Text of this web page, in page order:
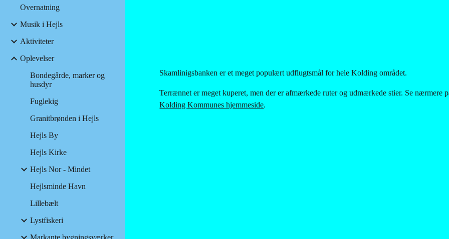
Overnatning
Musik i Hejls
Aktiviteter
Oplevelser
Bondegårde, marker og
husdyr
Fuglekig
Granitbrønden i Hejls
Hejls By
Hejls Kirke
Hejls Nor - Mindet
Hejlsminde Havn
Lillebælt
Lystfiskeri
Markante bygningsværker
Skamlinigsbanken er et meget populært udflugtsmål for hele Kolding området.
Terrænnet er meget kuperet, men der er afmærkede ruter og udmærkede stier. Se nærmere
Kolding Kommunes hjemmeside.